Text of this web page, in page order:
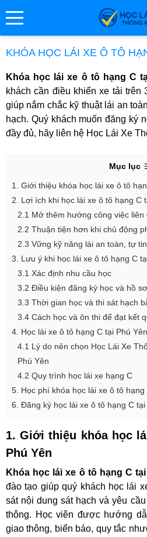
menu
KHÓA HỌC LÁI XE Ô TÔ
Khóa học lái xe ô tô hạng C
khách cần điều khiển xe tải trên
giúp nắm chắc kỹ thuật lái an
hạch. Quý khách muốn đăng ký
đầy đủ, hãy liên hệ Học Lái Xe
Mục lục
1. Giới thiệu khóa học lái xe ô tô
2. Lợi ích khi học lái xe ô tô hạng C
2.1 Mở thêm hướng công việc
2.2 Thuận tiện hơn khi chủ động
2.3 Vững kỹ năng lái an toàn, tự
3. Lưu ý khi học lái xe ô tô hạng C
3.1 Xác định nhu cầu học
3.2 Điều kiện đăng ký học và hồ
3.3 Thời gian học và thi sát hạch
3.4 Cách học và ôn thi để đạt kết
4. Học lái xe ô tô hạng C tại Phú Yên
4.1 Lý do nên chọn Học Lái Xe
Phú Yên
4.2 Quy trình học lái xe hạng C
5. Học phí khóa học lái xe ô tô hạng
6. Đăng ký học lái xe ô tô hạng C tại
1. Giới thiệu khóa học
Phú Yên
Khóa học lái xe ô tô hạng C
đào tạo giúp quý khách học lái
sát nội dung sát hạch và yêu
thông. Học viên được hướng
giao thông, biển báo, quy tắc